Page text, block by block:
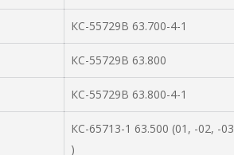
КС-55729В 63.700-4-1
КС-55729В 63.800
КС-55729В 63.800-4-1
КС-65713-1 63.500 (01, -02, -03
)